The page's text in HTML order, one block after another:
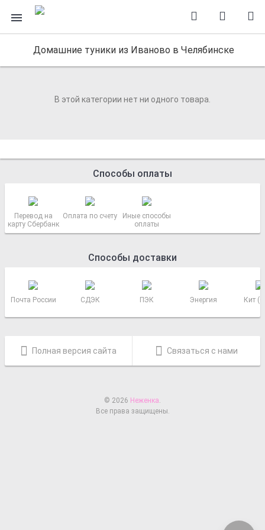
Домашние туники из Иваново в Челябинске
В этой категории нет ни одного товара.
Способы оплаты
Перевод на
карту Сбербанк
Оплата по счету
Иные способы
оплаты
Способы доставки
Почта России СДЭК ПЭК Энергия Кит
Полная версия сайта Связаться с нами
© 2026 Неженка.
Все права защищены.